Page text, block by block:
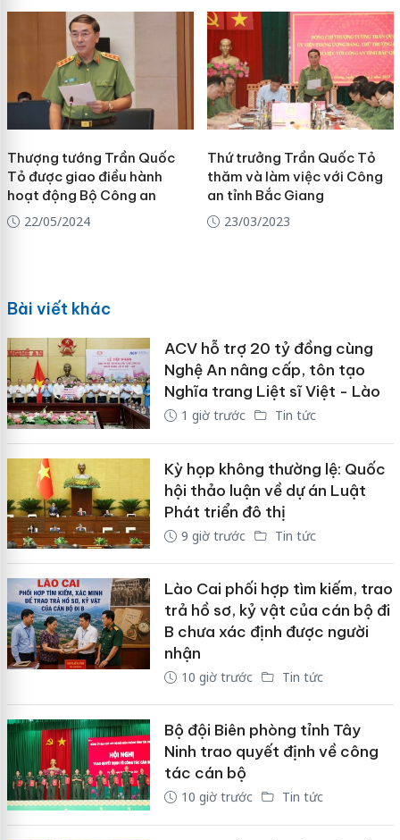
Thượng tướng Trần Quốc
Tỏ được giao điều hành
hoạt động Bộ Công an
22/05/2024
Thứ trưởng Trần Quốc Tỏ
thăm và làm việc với Công
an tỉnh Bắc Giang
23/03/2023
Bài viết khác
ACV hỗ trợ 20 tỷ đồng cùng
Nghệ An nâng cấp, tôn tạo
Nghĩa trang Liệt sĩ Việt - Lào
1 giờ trước Tin tức
Kỳ họp không thường lệ: Quốc
hội thảo luận về dự án Luật
Phát triển đô thị
9 giờ trước Tin tức
Lào Cai phối hợp tìm kiếm, trao
trả hồ sơ, kỷ vật của cán bộ đi
B chưa xác định được người
nhận
10 giờ trước Tin tức
Bộ đội Biên phòng tỉnh Tây
Ninh trao quyết định về công
tác cán bộ
10 giờ trước Tin tức